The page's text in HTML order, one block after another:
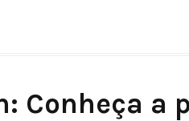
Conheça a